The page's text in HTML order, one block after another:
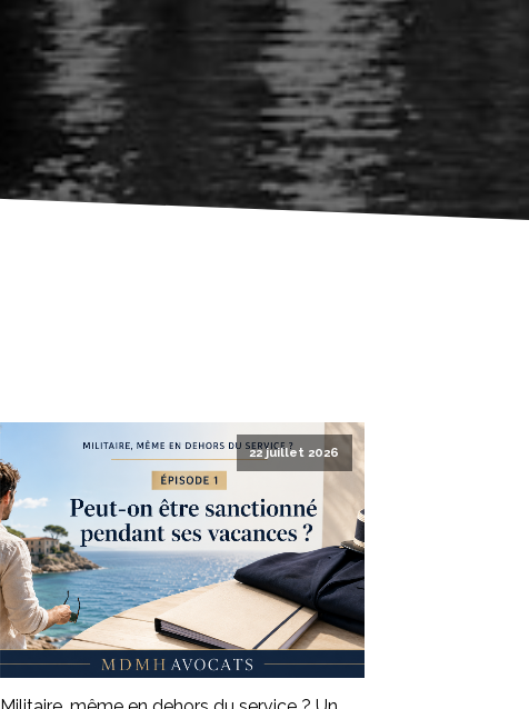
22 juillet 2026